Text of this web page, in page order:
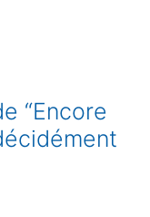
“Encore